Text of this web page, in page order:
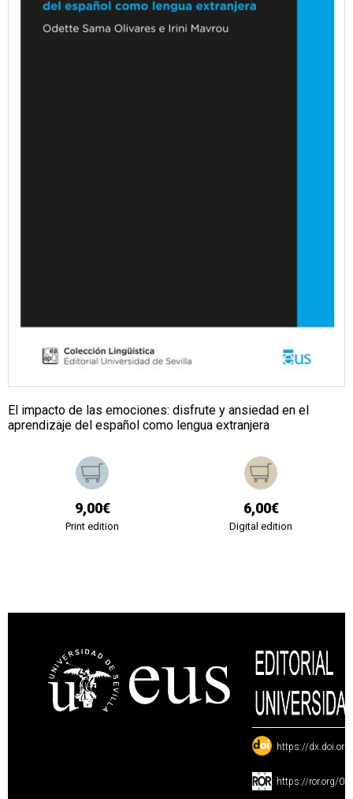
El impacto de las emociones: disfrute y ansiedad en el
aprendizaje del español como lengua extranjera
9,00€
Print edition
6,00€
Digital edition
: https://
: https://ror.org/